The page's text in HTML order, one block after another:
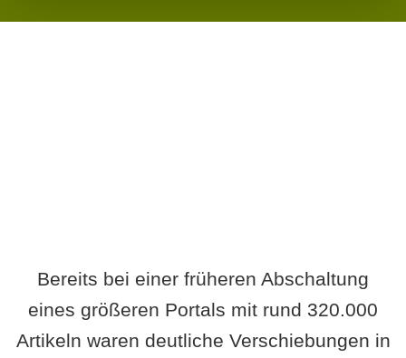
Bereits bei einer früheren Abschaltung
eines größeren Portals mit rund 320.000
Artikeln waren deutliche Verschiebungen in